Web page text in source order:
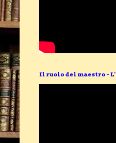
Il ruolo del maestro -